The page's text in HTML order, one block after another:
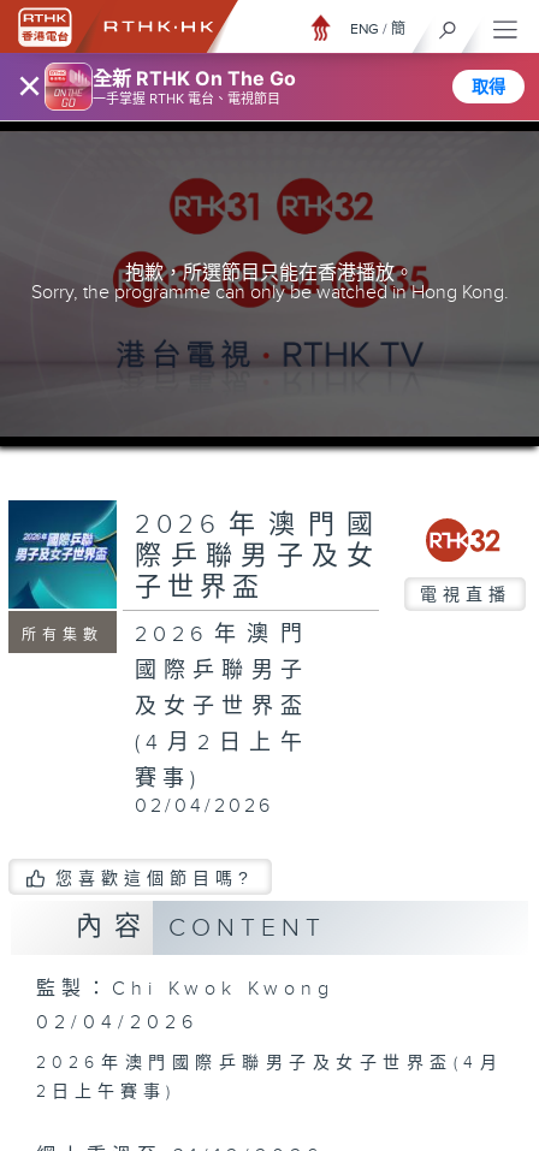
× 全新 RTHK On The Go
一手掌握 RTHK 電台、電視節目
取得
ENG / 簡
抱歉，所選節目只能在香港播放。
Sorry, the programme can only be watched in Hong Kong.
所有集數
2026年澳門國
際乒聯男子及女
子世界盃
電視直播
2026年澳門
國際乒聯男子
及女子世界盃
(4月2日上午
賽事)
02/04/2026
您喜歡這個節目嗎?
內容 CONTENT
監製：Chi Kwok Kwong
02/04/2026
2026年澳門國際乒聯男子及女子世界盃(4月
2日上午賽事)